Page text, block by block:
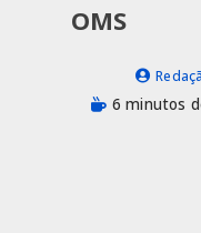
OMS
6 minutos